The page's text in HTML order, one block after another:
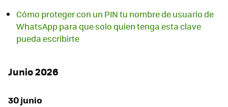
Cómo proteger con un PIN tu nombre de usuario de
WhatsApp para que solo quien tenga esta clave
pueda escribirte
Junio 2026
30 junio